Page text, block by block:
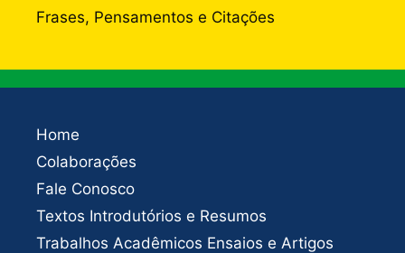
Frases, Pensamentos e Citações
Home
Colaborações
Fale Conosco
Textos Introdutórios e Resumos
Trabalhos Acadêmicos Ensaios e Artigos